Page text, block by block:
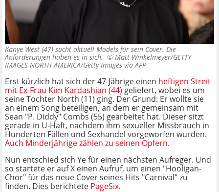
Kanye West (47) sucht aktuell Models für sein Cover. Die
Anforderungen haben es in sich. © Matt Winkelmeyer/GETTY
IMAGES NORTH AMERICA/Getty Images via AFP
Erst kürzlich hat sich der 47-Jährige einen heftigen Streit
mit Ex-Frau Kim Kardashian (44) geliefert, wobei es um
seine Tochter North (11) ging. Der Grund: Er wollte sie
an einem Song beteiligen, an dem er gemeinsam mit
Sean "P. Diddy" Combs (55) gearbeitet hat. Dieser sitzt
gerade in U-Haft, nachdem ihm sexueller Missbrauch in
Hunderten Fällen und Sexhandel vorgeworfen wurden.
Auch Minderjährige zählen zu seinen Opfern.
Nun entschied sich Ye für einen nächsten Aufreger. Und
so startete er auf X einen Aufruf, um einen "Hooligan-
Chor" für das neue Cover seines Hits "Carnival" zu
finden. Dies berichtete PageSix.